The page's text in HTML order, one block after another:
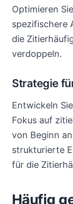
Optimieren
spezifischere
die
verdoppeln.
Strategie
Entwickeln
Fokus auf
von Beginn
strukturierte
für die
Häufig